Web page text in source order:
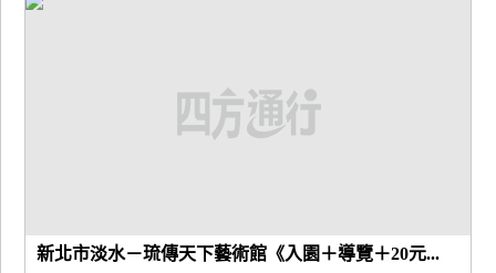
新北市淡水－琉傳天下藝術館《入園＋導覽＋20元...